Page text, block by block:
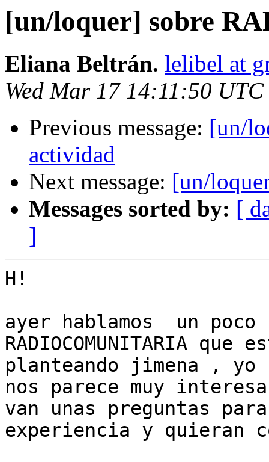
[un/loquer] sobre
Eliana Beltrán. lelibel at
Wed Mar 17 14:11:50
Previous message: [un/
actividad
Next message: [un/
Messages sorted by: [
]
H!
ayer hablamos  un
RADIOCOMUNITARIA que
planteando jimena , yo
nos parece muy
van unas preguntas
experiencia y quieran